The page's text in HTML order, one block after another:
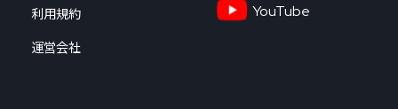
利用規約
運営会社
YouTube